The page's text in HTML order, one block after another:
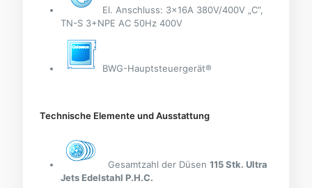
El. Anschluss: 3x16A 380V/400V „C“,
TN-S 3+NPE AC 50Hz 400V
BWG-Hauptsteuergerät®
Technische Elemente und Ausstattung
Gesamtzahl der Düsen115 Stk. Ultra
Jets Edelstahl P.H.C.